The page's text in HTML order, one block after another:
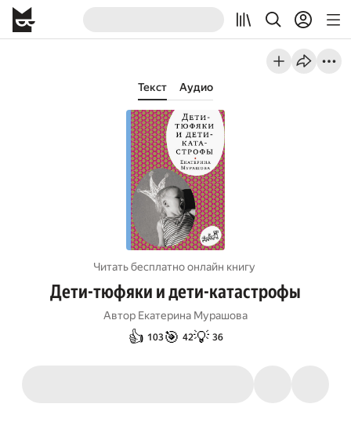
Текст Аудио
Читать бесплатно онлайн книгу
Дети-тюфяки и дети-катастрофы
Автор Екатерина Мурашова
👍 103🎯 42💡 36